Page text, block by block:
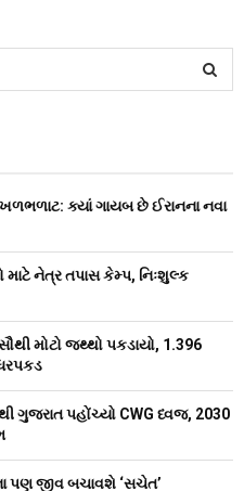
A
ક્યાં ગાયબ છે ઈરાનના નવા
માટે નેત્ર તપાસ કેમ્પ, નિઃશુલ્ક
મોટો જથ્થો પકડાયો, 1.396
ગુજરાત પહોંચ્યો CWG ધ્વજ, 2030
પણ જીવ બચાવશે ‘સચેત’